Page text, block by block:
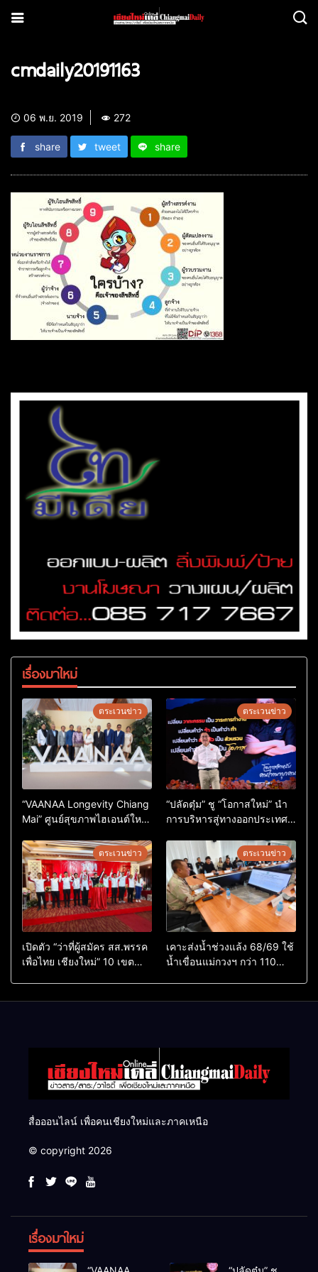
cmdaily20191163
06 พ.ย. 2019 272
share tweet share
เรื่องมาใหม่
ตระเวนข่าว
“VAANAA Longevity Chiang
Mai” ศูนย์สุขภาพไฮเอนต์ใหญ่
ตระเวนข่าว
“ปลัดตุ๋ม” ชู “โอกาสใหม่” นำ
การบริหารสู่ทางออกประเทศ
ตระเวนข่าว
เปิดตัว “ว่าที่ผู้สมัคร สส.พรรค
เพื่อไทย เชียงใหม่” 10 เขต
ตระเวนข่าว
เคาะส่งน้ำช่วงแล้ง 68/69 ใช้
น้ำเขื่อนแม่กวงฯ กว่า 110
สื่อออนไลน์ เพื่อคนเชียงใหม่และภาคเหนือ
© copyright 2026
เรื่องมาใหม่